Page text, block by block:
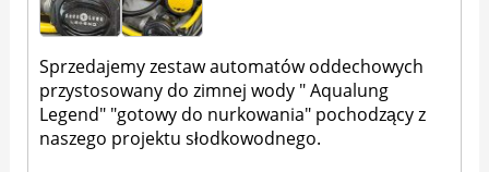
Sprzedajemy zestaw automatów oddechowych
przystosowany do zimnej wody " Aqualung
Legend" "gotowy do nurkowania" pochodzący z
naszego projektu słodkowodnego.